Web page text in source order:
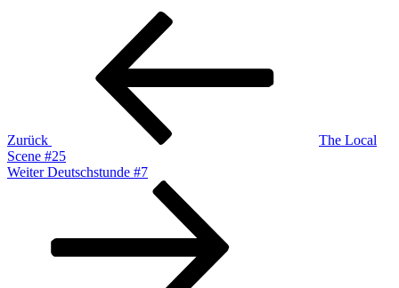
Beitragsnavigation
Zurück
The Local
Scene #25
Nächster
Weiter Deutschstunde #7